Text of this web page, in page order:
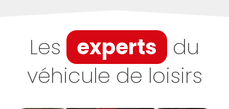
Les experts
du
véhicule de loisirs